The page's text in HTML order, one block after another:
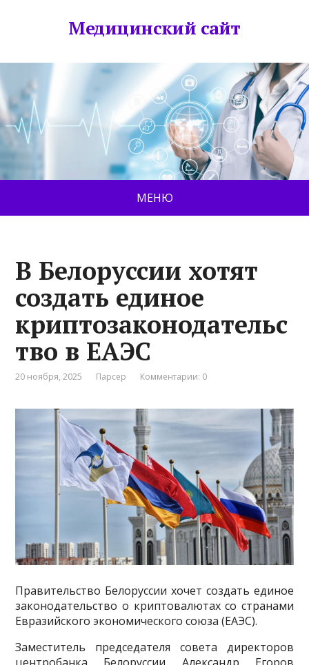
Медицинский сайт
МЕНЮ
В Белоруссии хотят
создать единое
криптозаконодательс
тво в ЕАЭС
20 ноября, 2025 Парсер Комментарии: 0
Правительство Белоруссии хочет создать единое
законодательство о криптовалютах со странами
Евразийского экономического союза (ЕАЭС).
Заместитель председателя совета директоров